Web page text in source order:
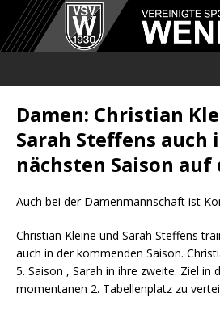
Damen: Christian
Sarah Steffens auch
nächsten Saison auf
Auch bei der Damenmannschaft ist
Christian Kleine und Sarah Steffens
auch in der kommenden Saison.
5. Saison , Sarah in ihre zweite. Ziel in
momentanen 2. Tabellenplatz zu